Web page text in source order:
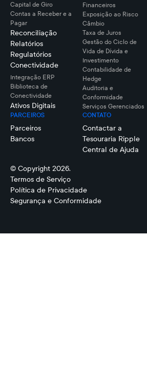
Capital de Giro
Contas a Receber e a
Pagar
Reconciliação
Relatórios
Regulatórios
Conectividade
Integração ERP
Biblioteca de
Conectividade
Ativos Digitais
PARCEIROS
Parceiros
Bancos
Financeiros
Exposição ao Risco
Câmbio
Taxa de Juros
Gestão do Ciclo de
Vida de Dívida e
Investimento
Contabilidade de
Hedge
Auditoria e
Conformidade
Serviços Gerenciados
CONTATO
Contactar a
Tesouraria Ripple
Central de Ajuda
© Copyright 2026.
Termos de Serviço
Política de Privacidade
Segurança e Conformidade